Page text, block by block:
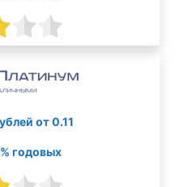
от 0.11
годовых